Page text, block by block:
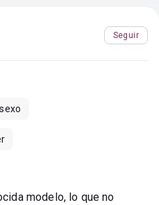
Seguir
modelo, lo que no